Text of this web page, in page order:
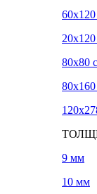
80x80
9 мм
10 мм